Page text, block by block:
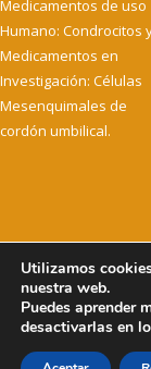
Medicamentos de uso
Humano: Condrocitos
Medicamentos en
Investigación: Células
Mesenquimales de
cordón umbilical.
Copyright ©
Utilizamos
nuestra web.
Puedes aprender
desactivarlas en